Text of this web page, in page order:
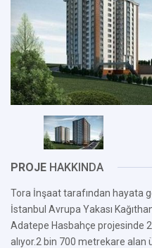
PROJE HAKKINDA
Tora İnşaat tarafından hayata
İstanbul Avrupa Yakası
Adatepe Hasbahçe projesinde
alıyor.2 bin 700 metrekare